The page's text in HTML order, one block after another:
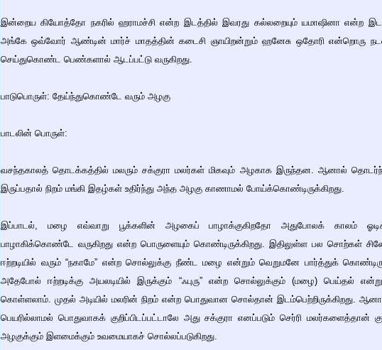
இன்றைய கியோத்தோ நகரில் ஹராமச்சி என்ற இடத்தில் இவரது கல்லறையும் யமாஷினா என்ற
அங்கே ஒவ்வோர் ஆண்டின் மார்ச் மாதத்தின் கடைசி ஞாயிறன்றும் ஹனேசு ஒதோரி என்றொரு
செய்துகொண்ட பெண்களால் ஆடப்பட்டு வருகிறது.
பாடுபொருள்: தேய்ந்துகொண்டே வரும் அழகு
பாடலின் பொருள்:
வசந்தகாலத் தொடக்கத்தில் மலரும் சக்குரா மலர்கள் மிகவும் அழகாக இருந்தன. ஆனால்
இருப்பதால் நிறம் மங்கி இதழ்கள் உதிர்ந்து அந்த அழகு காணாமல் போய்க்கொண்டிருக்கிறது.
இப்பாடல், மழை எவ்வாறு பூக்களின் அழகைப் பாழாக்குகிறதோ அதுபோலக் காலம்
பாழாகிக்கொண்டே வருகிறது என்ற பொருளையும் கொண்டிருக்கிறது. இதிலுள்ள பல
ஈற்றடியில் வரும் “நகாமே” என்ற சொல்லுக்கு நீண்ட மழை என்றும் வெறுமனே பார்த்துக்
அதேபோல் ஈற்றடிக்கு அயலடியில் இருக்கும் “ஃபுரு” என்ற சொல்லுக்கும் (மழை) பெய்தல்
கொள்ளலாம். முதல் அடியில் மலரின் நிறம் என்ற பொதுவான சொல்தான் இடம்பெற்றிருக்கிறது.
பெயரில்லாமல் பொதுவாகக் குறிப்பிடப்பட்டாலே அது சக்குரா எனப்படும் செர்ரி மலர்களைத்தான்
அழகுக்கும் இளமைக்கும் உவமையாகச் சொல்லப்படுகிறது.